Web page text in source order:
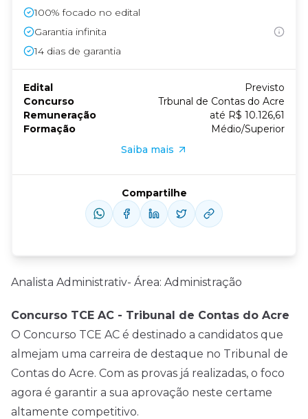
Analista Administrativ- Área: Administração
Concurso TCE AC - Tribunal de Contas do Acre
O Concurso TCE AC é destinado a candidatos que
almejam uma carreira de destaque no Tribunal de
Contas do Acre. Com as provas já realizadas, o foco
agora é garantir a sua aprovação neste certame
altamente competitivo.
100% focado no edital
Garantia infinita
14 dias de garantia
Edital
Previsto
Concurso
Trbunal de Contas do Acre
Remuneração
até R$ 10.126,61
Formação
Médio/Superior
Saiba mais
Compartilhe